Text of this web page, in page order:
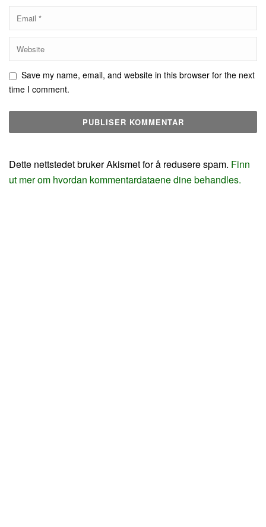
Save my name, email, and website in this browser for the next
time I comment.
Dette nettstedet bruker Akismet for å redusere spam. Finn
ut mer om hvordan kommentardataene dine behandles.